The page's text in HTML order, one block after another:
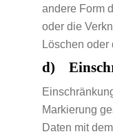
andere Form
oder die
Löschen oder
d)
Markierung
Daten mit